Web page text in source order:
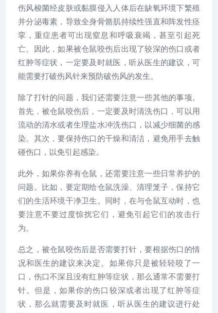
伤风梭菌经皮肤或黏膜侵入人体后在缺氧环境下繁殖
并分泌毒素，导致全身骨骼肌持续性强直和阵发性痉
挛，重症患者可出现窒息和呼吸衰竭，甚至引起死
亡。因此，如果被仓鼠咬伤后出现了较深的伤口或者
红肿等症状，一定要及时就医，听从医生的建议，可
能需要打破伤风针来预防破伤风的发生。
除了打针的问题，我们还需要注意一些其他的事项。
首先，被仓鼠咬伤后，一定要及时清洗伤口，可以用
流动的清水或者生理盐水冲洗伤口，以减少细菌的感
染。其次，要保持伤口的干燥和清洁，避免用手去触
碰伤口，以免引起感染。
此外，如果你养有仓鼠，还需要注意一些日常养护的
问题。比如，要定期给仓鼠洗澡、清理笼子，保持它
们的生活环境干净卫生。同时，在与仓鼠互动时，也
要注意不要过度惊扰它们，避免引起它们的攻击行
为。
总之，被仓鼠咬伤后是否需要打针，要根据伤口的情
况和医生的建议来决定。如果你只是被轻轻咬了一
口，伤口不深且没有红肿等症状，那么通常不需要打
针。但是，如果你的伤口较深或者出现了红肿等症
状，那么就需要及时就医，听从医生的建议进行处